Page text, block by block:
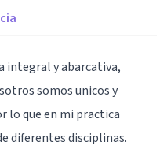
integral y abarcativa,
somos unicos y
lo que en mi practica
diferentes disciplinas.